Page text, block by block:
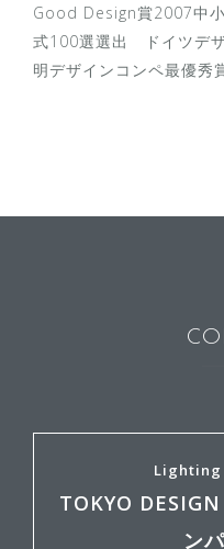
Good Design賞2007中
式100選選出 ドイツデ
明デザインコンペ最優秀
Lighting
TOKYO
ン